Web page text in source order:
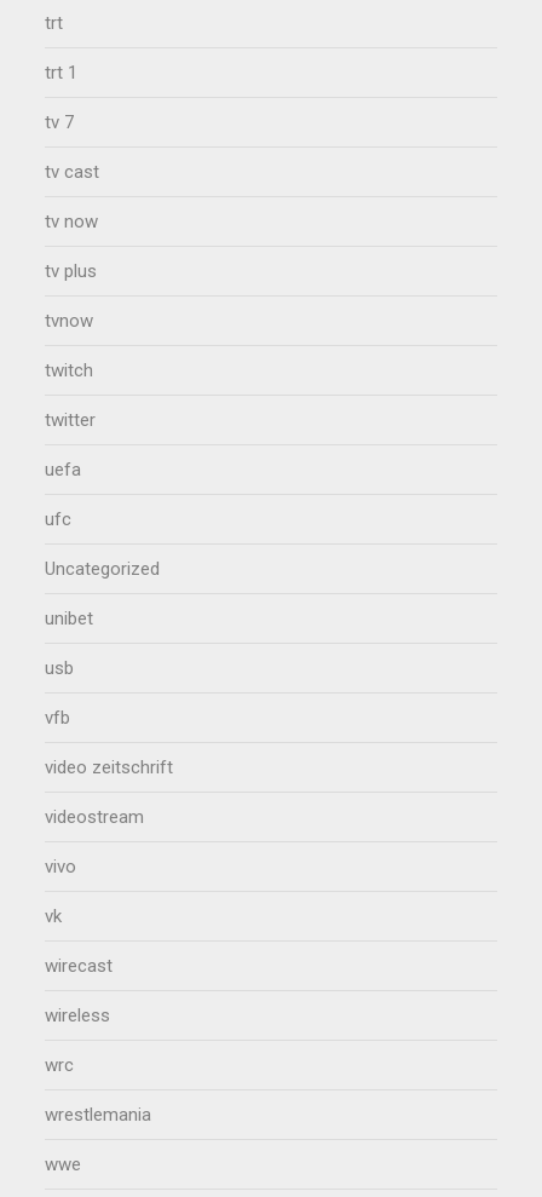
trt
trt 1
tv 7
tv cast
tv now
tv plus
tvnow
twitch
twitter
uefa
ufc
Uncategorized
unibet
usb
vfb
video zeitschrift
videostream
vivo
vk
wirecast
wireless
wrc
wrestlemania
wwe